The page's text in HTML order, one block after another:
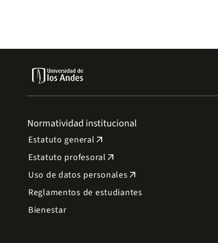
Normatividad institucional
Estatuto general arrow_outward
Estatuto profesoral arrow_outward
Uso de datos personales arrow_outward
Reglamentos de estudiantes
Bienestar